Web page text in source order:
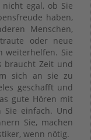
egal, ob Sie
haben,
Menschen,
oder neue
weiterhelfen. Sie
braucht Zeit und
sich an sie zu
geschafft und
gute Hören mit
einfach. Und
Sie, machen
wenn nötig.